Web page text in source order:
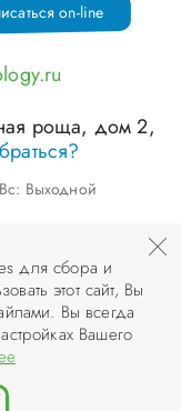
on-line
роща, дом 2,
Вс: Выходной
» , 2007–2026
для сбора и
этот сайт, Вы
Вы всегда
Вашего